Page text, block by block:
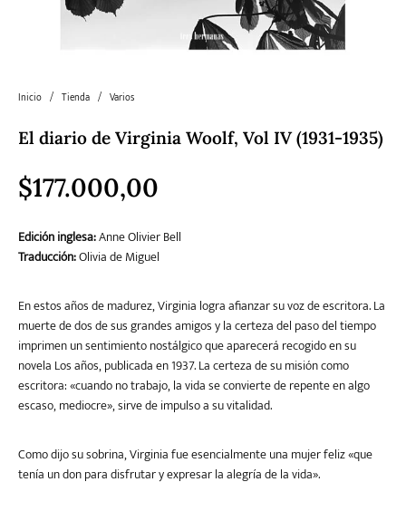
Teatro Varios Young Adult
Inicio / Tienda / Varios
El diario de Virginia Woolf, Vol IV (1931-1935)
$177.000,00
Edición inglesa:Anne Olivier Bell
Traducción:Olivia de Miguel
En estos años de madurez, Virginia logra afianzar su voz de escritora. La
muerte de dos de sus grandes amigos y la certeza del paso del tiempo
imprimen un sentimiento nostálgico que aparecerá recogido en su
novela Los años, publicada en 1937. La certeza de su misión como
escritora: «cuando no trabajo, la vida se convierte de repente en algo
escaso, mediocre», sirve de impulso a su vitalidad.
Como dijo su sobrina, Virginia fue esencialmente una mujer feliz «que
tenía un don para disfrutar y expresar la alegría de la vida».